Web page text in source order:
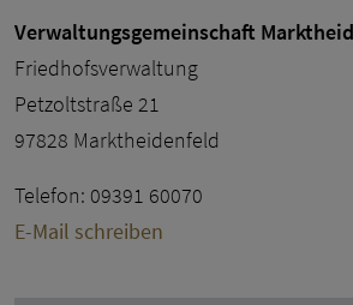
Verwaltungsgemeinschaft
Friedhofsverwaltung
Petzoltstraße 21
97828 Marktheidenfeld
Telefon: 09391 60070
E-Mail schreiben